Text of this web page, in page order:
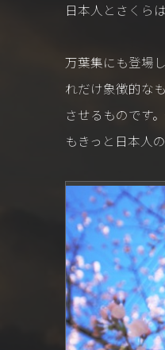
日本人とさくら
万葉集にも登場
れだけ象徴的な
させるものです
もきっと日本人